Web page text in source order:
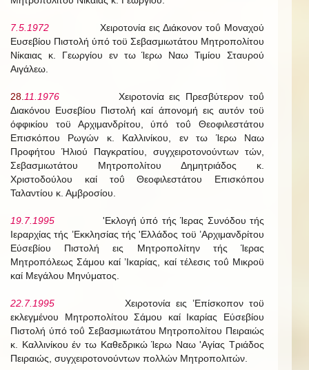
7.5.1972 Χειροτονία εις Διάκονον τοΰ Μοναχού
Ευσεβίου Πιστολή ύπό τοϋ Σεβασμιωτάτου Μητροπολίτου
Νίκαιας κ. Γεωργίου εν τω Ίερω Ναω Τιμίου Σταυρού
Αιγάλεω.
28. 11.1976
Χειροτονία εις Πρεσβύτερον τοΰ
Διακόνου Ευσεβίου Πιστολή καί άπονομή εις αυτόν τοϋ
όφφικίου τοϋ Αρχιμανδρίτου, ύπό τοΰ Θεοφιλεστάτου
Επισκόπου Ρωγών κ. Καλλινίκου, εν τω Ίερω Ναω
Προφήτου Ήλιού Παγκρατίου, συγχειροτονούντων τών,
Σεβασμιωτάτου Μητροπολίτου Δημητριάδος κ.
Χριστοδούλου καί τοΰ Θεοφιλεστάτου Επισκόπου
Ταλαντίου κ. Αμβροσίου.
19.7.1995 'Εκλογή ύπό τής Ίερας Συνόδου τής
Ιεραρχίας τής ’Εκκλησίας τής 'Ελλάδος τοϋ ’Αρχιμανδρίτου
Εύσεβίου Πιστολή εις Μητροπολίτην τής Ίερας
Μητροπόλεως Σάμου καί ’Ικαρίας, καί τέλεσις τοΰ Μικροϋ
καί Μεγάλου Μηνύματος.
22.7.1995
Χειροτονία εις ’Επίσκοπον τοϋ
εκλεγμένου Μητροπολίτου Σάμου καί Ικαρίας Εύσεβίου
Πιστολή ύπό τοΰ Σεβασμιωτάτου Μητροπολίτου Πειραιώς
κ. Καλλινίκου έν τω Καθεδρικώ Ίερω Ναω 'Αγίας Τριάδος
Πειραιώς, συγχειροτονούντων πολλών Μητροπολιτών.